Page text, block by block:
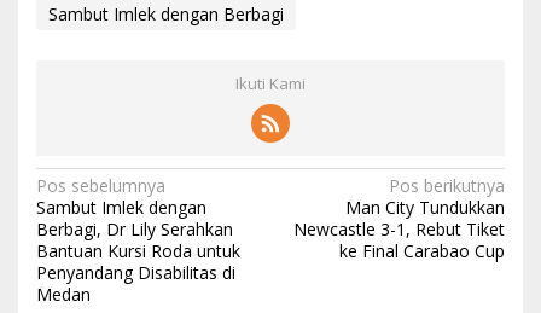
Sambut Imlek dengan Berbagi
Ikuti Kami
N
a
v
i
Pos sebelumnya
Sambut Imlek dengan
Berbagi, Dr Lily Serahkan
Bantuan Kursi Roda untuk
Penyandang Disabilitas di
Medan
Pos berikutnya
Man City Tundukkan
Newcastle 3-1, Rebut Tiket
ke Final Carabao Cup